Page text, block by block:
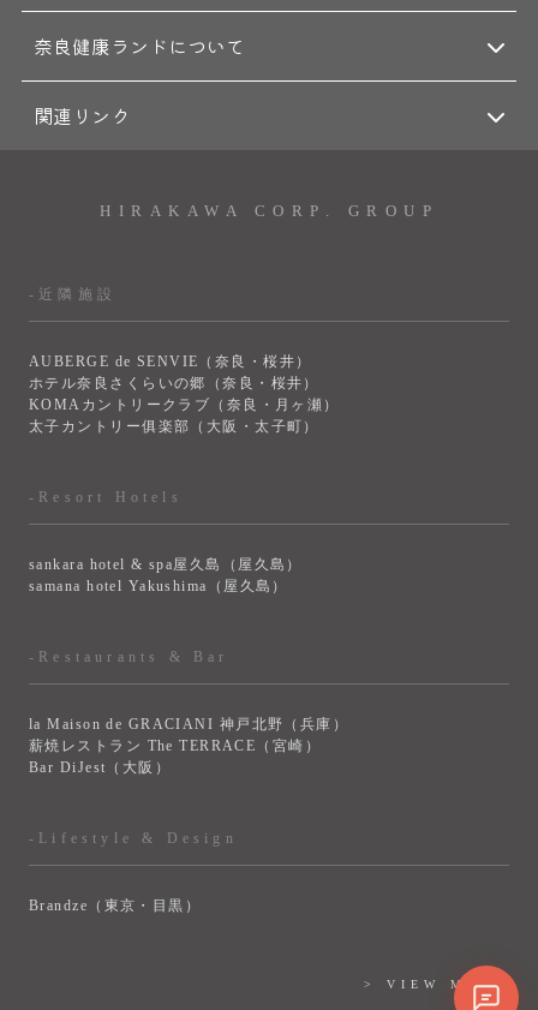
奈良健康ランドについて
関連リンク
HIRAKAWA CORP. GROUP
-近隣施設
AUBERGE de SENVIE（奈良・桜井）
ホテル奈良さくらいの郷（奈良・桜井）
KOMAカントリークラブ（奈良・月ヶ瀬）
太子カントリー俱楽部（大阪・太子町）
-Resort Hotels
sankara hotel & spa屋久島（屋久島）
samana hotel Yakushima（屋久島）
-Restaurants & Bar
la Maison de GRACIANI 神戸北野（兵庫）
薪焼レストラン The TERRACE（宮崎）
Bar DiJest（大阪）
-Lifestyle & Design
Brandze（東京・目黒）
> VIEW MORE